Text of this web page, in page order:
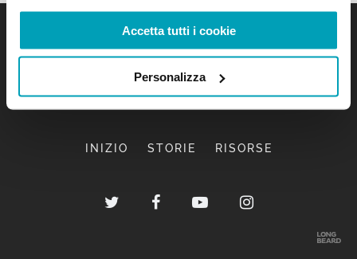
Accetta tutti i cookie
Personalizza
INIZIO STORIE RISORSE